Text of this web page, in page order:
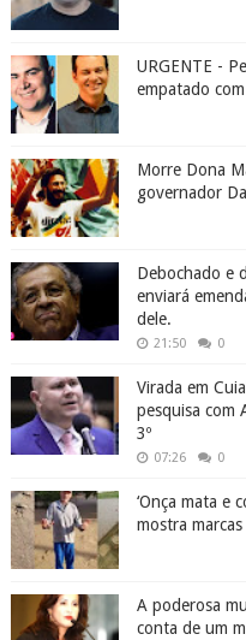
URGENTE -
empatado
Morre Dona
governador
Debochado e
enviará
dele.
21:50 0
Virada em
pesquisa com
3º
07:26 0
‘Onça mata e
mostra
A poderosa
conta de um